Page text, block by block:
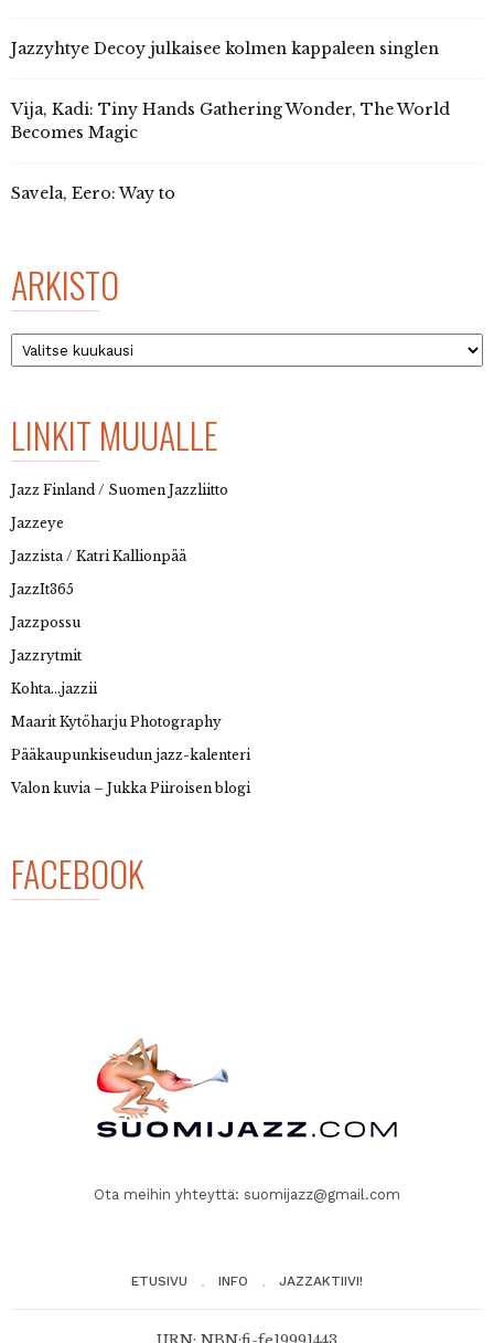
Jazzyhtye Decoy julkaisee kolmen kappaleen singlen
Vija, Kadi: Tiny Hands Gathering Wonder, The World
Becomes Magic
Savela, Eero: Way to
ARKISTO
Arkisto
LINKIT MUUALLE
Jazz Finland / Suomen Jazzliitto
Jazzeye
Jazzista / Katri Kallionpää
JazzIt365
Jazzpossu
Jazzrytmit
Kohta…jazzii
Maarit Kytöharju Photography
Pääkaupunkiseudun jazz-kalenteri
Valon kuvia – Jukka Piiroisen blogi
FACEBOOK
Ota meihin yhteyttä: suomijazz@gmail.com
ETUSIVU INFO JAZZAKTIIVI!